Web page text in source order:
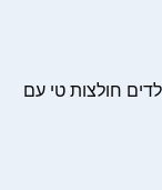
חולצות טי עם